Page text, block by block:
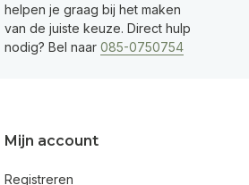
helpen je graag bij het maken
van de juiste keuze. Direct hulp
nodig? Bel naar 085-0750754
Mijn account
Registreren